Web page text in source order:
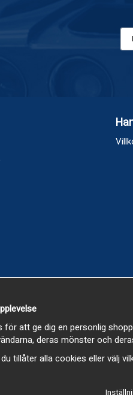
för att ge dig en personlig
deras mönster och
tillåter alla cookies eller välj